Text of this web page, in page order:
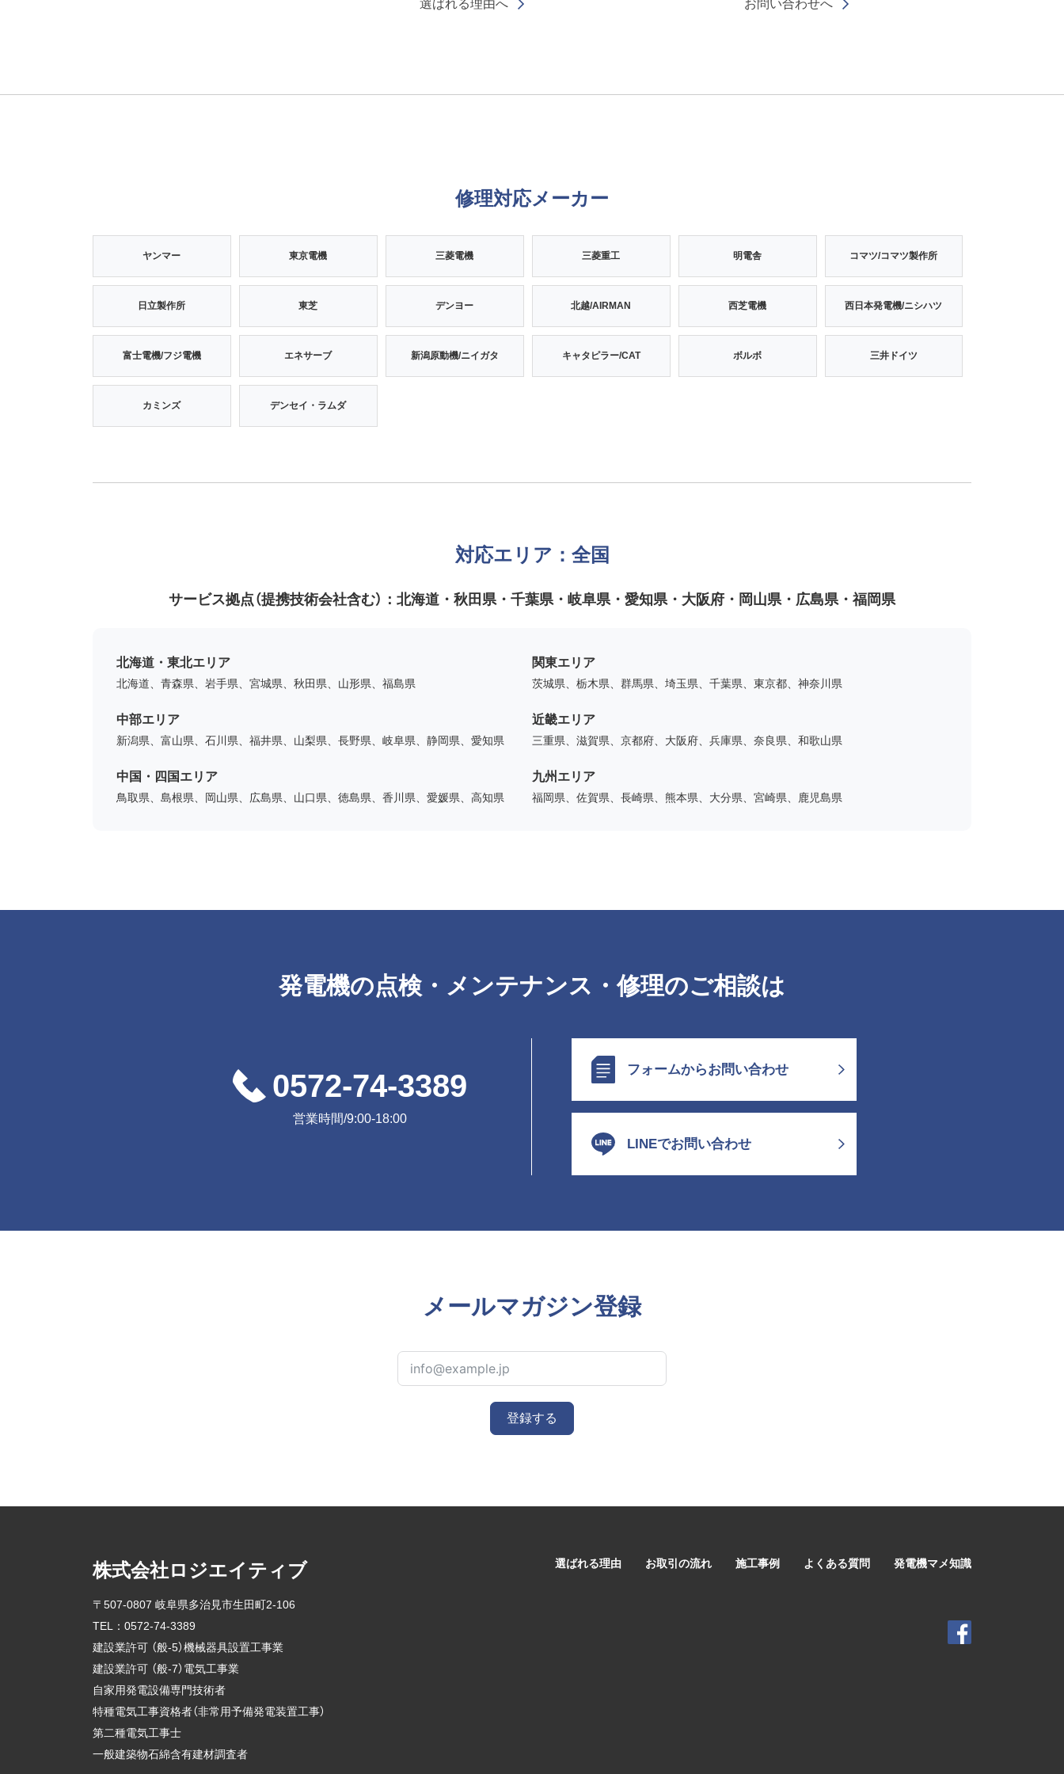
選ばれる理由へ お問い合わせへ
修理対応メーカー
ヤンマー 東京電機 三菱電機 三菱重工 明電舎 コマツ/コマツ製作所
日立製作所 東芝 デンヨー 北越/AIRMAN 西芝電機 西日本発電機/ニシハツ
富士電機/フジ電機 エネサーブ 新潟原動機/ニイガタ キャタピラー/CAT ボルボ 三井ドイツ
カミンズ デンセイ・ラムダ
対応エリア：全国
サービス拠点（提携技術会社含む）： 北海道・秋田県・千葉県・岐阜県・愛知県・大阪府・岡山県・広島県・福岡県
北海道・東北エリア
北海道、青森県、岩手県、宮城県、秋田県、山形県、福島県
関東エリア
茨城県、栃木県、群馬県、埼玉県、千葉県、東京都、神奈川県
中部エリア
新潟県、富山県、石川県、福井県、山梨県、長野県、岐阜県、静岡県、愛知県
近畿エリア
三重県、滋賀県、京都府、大阪府、兵庫県、奈良県、和歌山県
中国・四国エリア
鳥取県、島根県、岡山県、広島県、山口県、徳島県、香川県、愛媛県、高知県
九州エリア
福岡県、佐賀県、長崎県、熊本県、大分県、宮崎県、鹿児島県
発電機の点検・メンテナンス・修理のご相談は
0572-74-3389
営業時間/9:00-18:00
フォームからお問い合わせ
LINEでお問い合わせ
メールマガジン登録
登録する
株式会社ロジエイティブ
〒507-0807 岐阜県多治見市生田町2-106
TEL： 0572-74-3389
建設業許可 （般-5）機械器具設置工事業
建設業許可 （般-7）電気工事業
自家用発電設備専門技術者
特種電気工事資格者（非常用予備発電装置工事）
第二種電気工事士
一般建築物石綿含有建材調査者
選ばれる理由 お取引の流れ 施工事例 よくある質問 発電機マメ知識